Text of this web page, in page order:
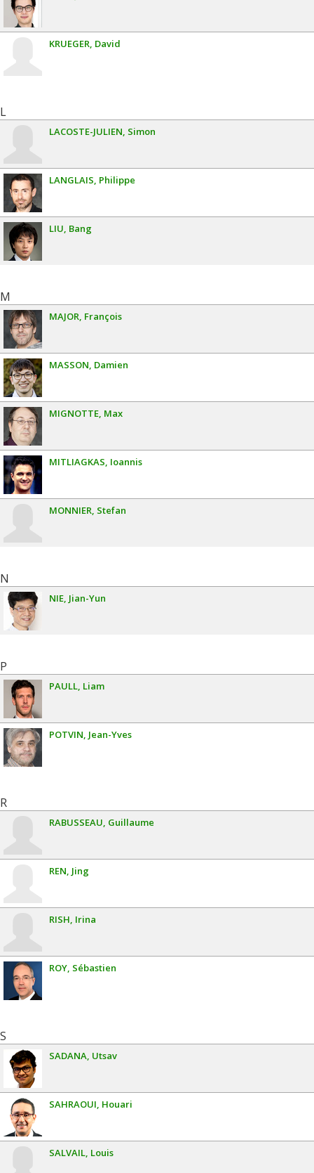
KRUEGER David
L
LACOSTE-JULIEN Simon
LANGLAIS Philippe
LIU Bang
M
MAJOR François
MASSON Damien
MIGNOTTE Max
MITLIAGKAS Ioannis
MONNIER Stefan
N
NIE Jian-Yun
P
PAULL Liam
POTVIN Jean-Yves
R
RABUSSEAU Guillaume
REN Jing
RISH Irina
ROY Sébastien
S
SADANA Utsav
SAHRAOUI Houari
SALVAIL Louis